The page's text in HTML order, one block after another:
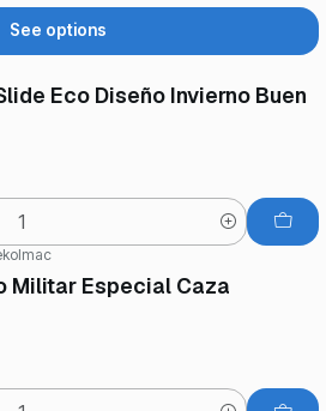
See options
Eco Diseño Invierno Buen
Militar Especial Caza